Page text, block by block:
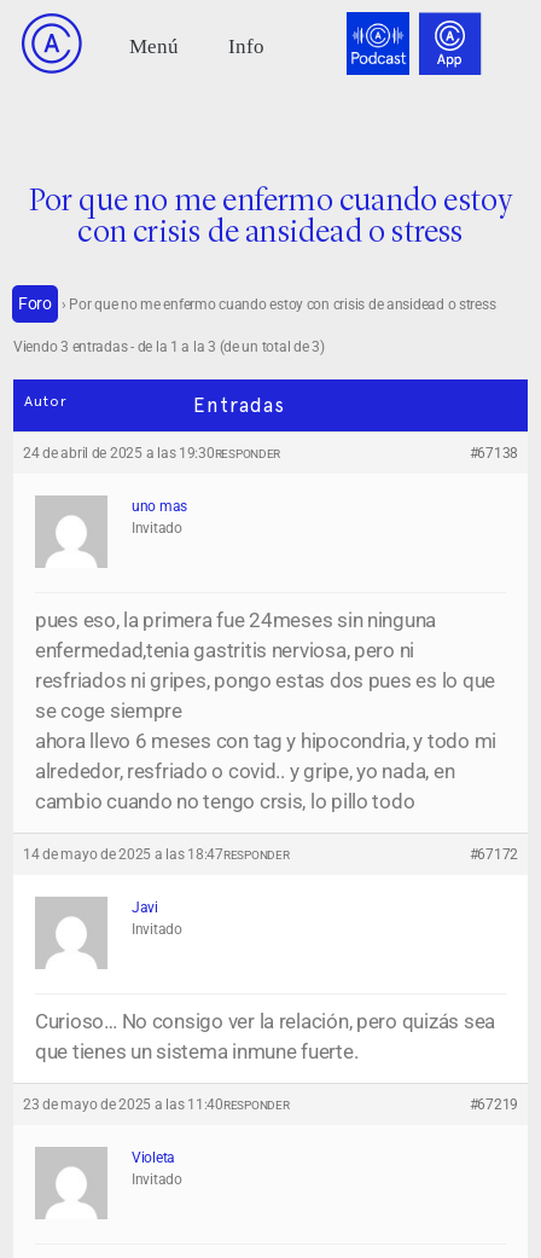
Por que no me enfermo cuando estoy
con crisis de ansidead o stress
Foro › Por que no me enfermo cuando estoy con crisis de ansidead o stress
Viendo 3 entradas - de la 1 a la 3 (de un total de 3)
Autor Entradas
24 de abril de 2025 a las 19:30 #67138
RESPONDER
uno mas
Invitado
pues eso, la primera fue 24meses sin ninguna
enfermedad,tenia gastritis nerviosa, pero ni
resfriados ni gripes, pongo estas dos pues es lo que
se coge siempre
ahora llevo 6 meses con tag y hipocondria, y todo mi
alrededor, resfriado o covid.. y gripe, yo nada, en
cambio cuando no tengo crsis, lo pillo todo
14 de mayo de 2025 a las 18:47 #67172
RESPONDER
Javi
Invitado
Curioso… No consigo ver la relación, pero quizás sea
que tienes un sistema inmune fuerte.
23 de mayo de 2025 a las 11:40 #67219
RESPONDER
Violeta
Invitado